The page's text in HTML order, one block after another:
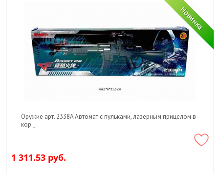
Оружие арт. 2338A Автомат с пульками, лазерным прицелом в
кор._
1 311.53 руб.